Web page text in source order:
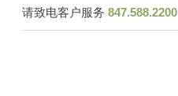
请致电客户服务 847.588.2200